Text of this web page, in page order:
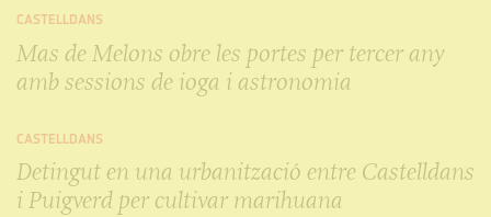
CASTELLDANS
Mas de Melons obre les portes per tercer any
amb sessions de ioga i astronomia
CASTELLDANS
Detingut en una urbanització entre Castelldans
i Puigverd per cultivar marihuana